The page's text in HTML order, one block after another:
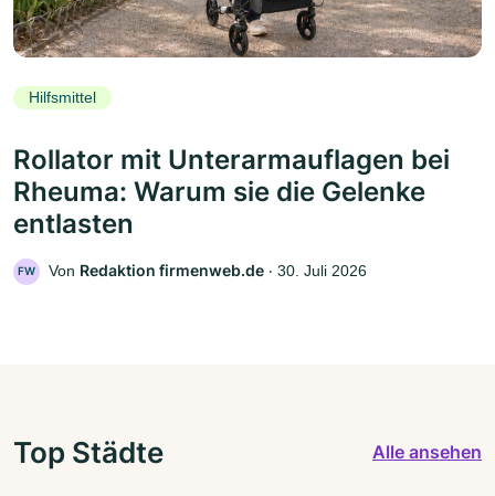
Hilfsmittel
Rollator mit Unterarmauflagen bei
Rheuma: Warum sie die Gelenke
entlasten
FW Von Redaktion firmenweb.de ‧ 30. Juli 2026
Top Städte Alle ansehen